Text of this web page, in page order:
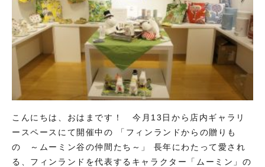
こんにちは、おはまです！ 今月13日から店内ギャラリ
ースペースにて開催中の 「フィンランドからの贈りも
の ～ムーミン谷の仲間たち～」 長年にわたって愛され
る、フィンランドを代表するキャラクター「ムーミン」の